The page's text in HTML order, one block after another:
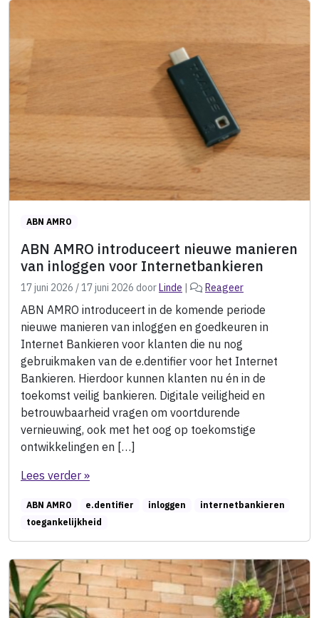
ABN AMRO
ABN AMRO introduceert nieuwe manieren
van inloggen voor Internetbankieren
17 juni 2026 /17 juni 2026 doorLinde | Reageer
ABN AMRO introduceert in de komende periode
nieuwe manieren van inloggen en goedkeuren in
Internet Bankieren voor klanten die nu nog
gebruikmaken van de e.dentifier voor het Internet
Bankieren. Hierdoor kunnen klanten nu én in de
toekomst veilig bankieren. Digitale veiligheid en
betrouwbaarheid vragen om voortdurende
vernieuwing, ook met het oog op toekomstige
ontwikkelingen en […]
Lees verder »
ABN AMRO e.dentifier inloggen
internetbankieren
toegankelijkheid